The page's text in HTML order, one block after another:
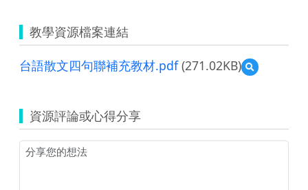
教學資源檔案連結
台語散文四句聯補充教材.pdf(271.02KB)
預
覽
文
四
資源評論或心得分享